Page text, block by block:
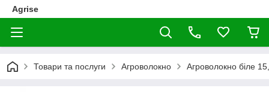
Agrise
Товари та послуги Агроволокно Агроволокно біле